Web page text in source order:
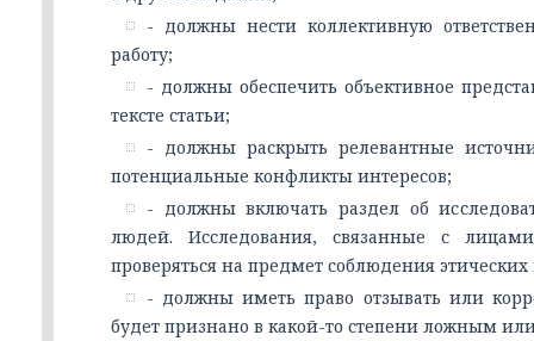
- должны нести коллективную
работу;
- должны обеспечить объективное
тексте статьи;
- должны раскрыть релевантные
потенциальные конфликты интересов;
- должны включать раздел об
людей. Исследования, связанные с
проверяться на предмет соблюдения этических
- должны иметь право отзывать или
будет признано в какой-то степени ложным